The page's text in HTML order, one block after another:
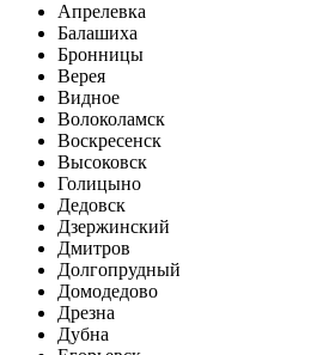
Апрелевка
Балашиха
Бронницы
Верея
Видное
Волоколамск
Воскресенск
Высоковск
Голицыно
Дедовск
Дзержинский
Дмитров
Долгопрудный
Домодедово
Дрезна
Дубна